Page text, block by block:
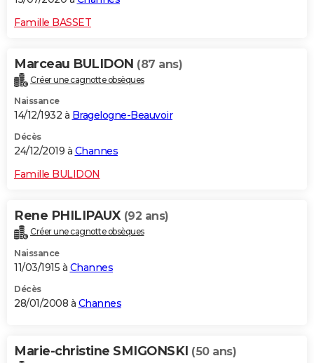
Famille BASSET
Marceau BULIDON (87 ans)
Créer une cagnotte obsèques
Naissance
14/12/1932 à Bragelogne-Beauvoir
Décès
24/12/2019 à Channes
Famille BULIDON
Rene PHILIPAUX (92 ans)
Créer une cagnotte obsèques
Naissance
11/03/1915 à Channes
Décès
28/01/2008 à Channes
Marie-christine SMIGONSKI (50 ans)